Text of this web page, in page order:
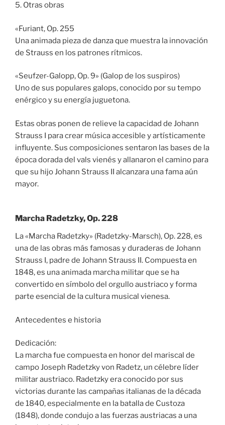
5. Otras obras
«Furiant, Op. 255
Una animada pieza de danza que muestra la innovación
de Strauss en los patrones rítmicos.
«Seufzer-Galopp, Op. 9» (Galop de los suspiros)
Uno de sus populares galops, conocido por su tempo
enérgico y su energía juguetona.
Estas obras ponen de relieve la capacidad de Johann
Strauss I para crear música accesible y artísticamente
influyente. Sus composiciones sentaron las bases de la
época dorada del vals vienés y allanaron el camino para
que su hijo Johann Strauss II alcanzara una fama aún
mayor.
Marcha Radetzky, Op. 228
La «Marcha Radetzky» (Radetzky-Marsch), Op. 228, es
una de las obras más famosas y duraderas de Johann
Strauss I, padre de Johann Strauss II. Compuesta en
1848, es una animada marcha militar que se ha
convertido en símbolo del orgullo austriaco y forma
parte esencial de la cultura musical vienesa.
Antecedentes e historia
Dedicación:
La marcha fue compuesta en honor del mariscal de
campo Joseph Radetzky von Radetz, un célebre líder
militar austriaco. Radetzky era conocido por sus
victorias durante las campañas italianas de la década
de 1840, especialmente en la batalla de Custoza
(1848), donde condujo a las fuerzas austriacas a una